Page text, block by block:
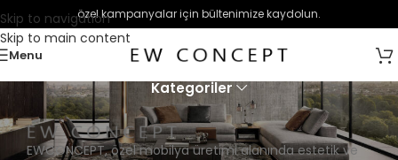
Skip to navigation
Skip to main content
özel kampanyalar için bültenimize kaydolun.
Menu
Kategoriler
EWCONCEPT, özel mobilya üretimi alanında estetik ve